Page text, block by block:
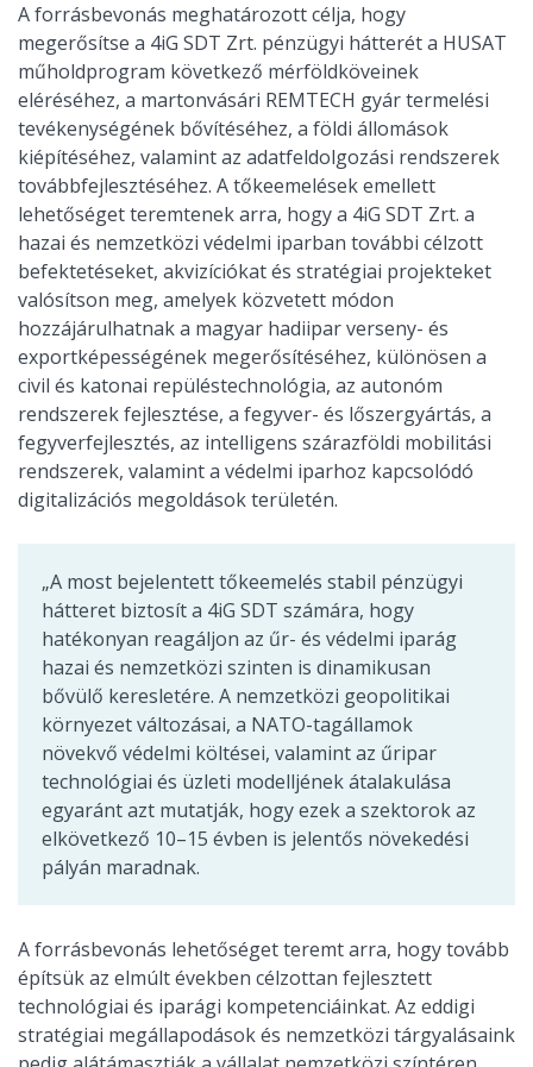
A forrásbevonás meghatározott célja, hogy
megerősítse a 4iG SDT Zrt. pénzügyi hátterét a HUSAT
műholdprogram következő mérföldköveinek
eléréséhez, a martonvásári REMTECH gyár termelési
tevékenységének bővítéséhez, a földi állomások
kiépítéséhez, valamint az adatfeldolgozási rendszerek
továbbfejlesztéséhez. A tőkeemelések emellett
lehetőséget teremtenek arra, hogy a 4iG SDT Zrt. a
hazai és nemzetközi védelmi iparban további célzott
befektetéseket, akvizíciókat és stratégiai projekteket
valósítson meg, amelyek közvetett módon
hozzájárulhatnak a magyar hadiipar verseny- és
exportképességének megerősítéséhez, különösen a
civil és katonai repüléstechnológia, az autonóm
rendszerek fejlesztése, a fegyver- és lőszergyártás, a
fegyverfejlesztés, az intelligens szárazföldi mobilitási
rendszerek, valamint a védelmi iparhoz kapcsolódó
digitalizációs megoldások területén.
„A most bejelentett tőkeemelés stabil pénzügyi
hátteret biztosít a 4iG SDT számára, hogy
hatékonyan reagáljon az űr- és védelmi iparág
hazai és nemzetközi szinten is dinamikusan
bővülő keresletére. A nemzetközi geopolitikai
környezet változásai, a NATO-tagállamok
növekvő védelmi költései, valamint az űripar
technológiai és üzleti modelljének átalakulása
egyaránt azt mutatják, hogy ezek a szektorok az
elkövetkező 10–15 évben is jelentős növekedési
pályán maradnak.
A forrásbevonás lehetőséget teremt arra, hogy tovább
építsük az elmúlt években célzottan fejlesztett
technológiai és iparági kompetenciáinkat. Az eddigi
stratégiai megállapodások és nemzetközi tárgyalásaink